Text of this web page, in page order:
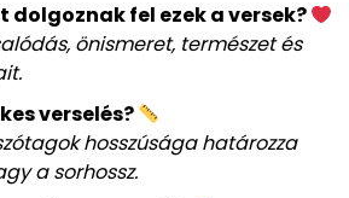
dolgoznak fel ezek a versek?
önismeret, természet és
verselés?
hosszúsága határozza
a sorhossz.